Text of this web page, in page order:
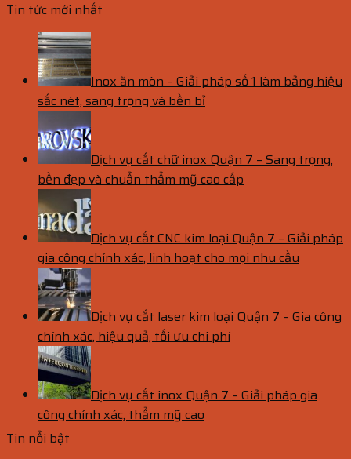
Tin tức mới nhất
Inox ăn mòn – Giải pháp số 1 làm bảng hiệu
sắc nét, sang trọng và bền bỉ
Dịch vụ cắt chữ inox Quận 7 – Sang trọng,
bền đẹp và chuẩn thẩm mỹ cao cấp
Dịch vụ cắt CNC kim loại Quận 7 – Giải pháp
gia công chính xác, linh hoạt cho mọi nhu cầu
Dịch vụ cắt laser kim loại Quận 7 – Gia công
chính xác, hiệu quả, tối ưu chi phí
Dịch vụ cắt inox Quận 7 – Giải pháp gia
công chính xác, thẩm mỹ cao
Tin nổi bật